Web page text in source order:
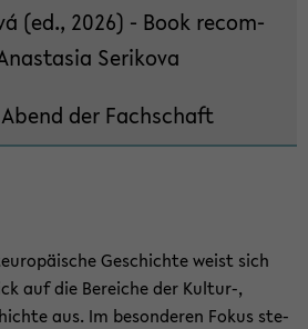
(ed., 2026) - Book re­com­
Se­ri­ko­va
der Fach­schaft
Ge­schich­te weist sich
auf die Be­rei­che der Kultur-​,
aus. Im be­son­de­ren Fokus ste­